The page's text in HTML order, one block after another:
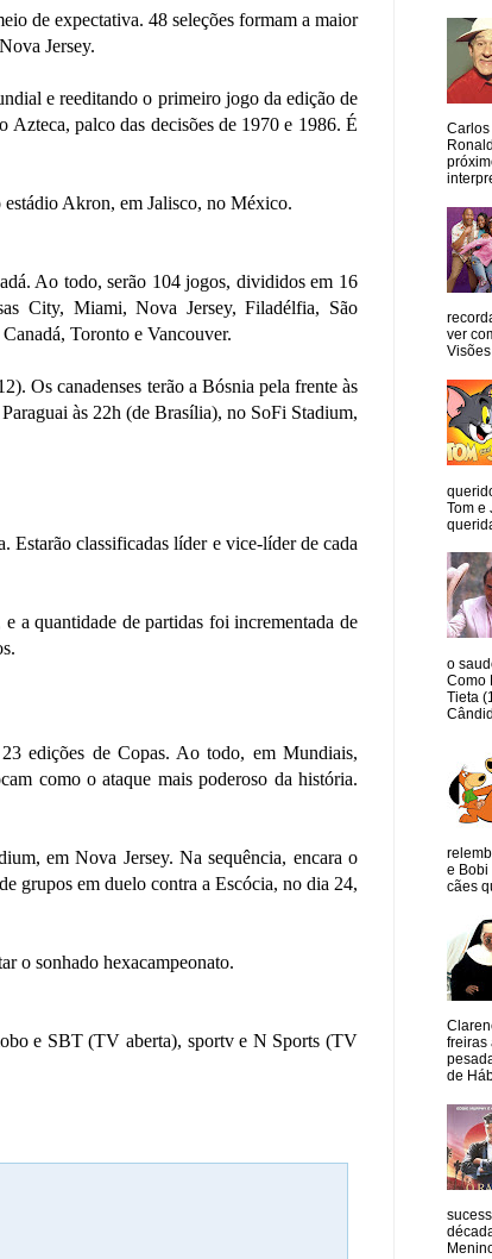
de expectativa. 48 seleções formam a maior
Jersey.
e reeditando o primeiro jogo da edição de
Azteca, palco das decisões de 1970 e 1986. É
estádio Akron, em Jalisco, no México.
Ao todo, serão 104 jogos, divididos em 16
City, Miami, Nova Jersey, Filadélfia, São
Toronto e Vancouver.
Os canadenses terão a Bósnia pela frente às
às 22h (de Brasília), no SoFi Stadium,
Estarão classificadas líder e vice-líder de cada
a quantidade de partidas foi incrementada de
edições de Copas. Ao todo, em Mundiais,
como o ataque mais poderoso da história.
em Nova Jersey. Na sequência, encara o
grupos em duelo contra a Escócia, no dia 24,
o sonhado hexacampeonato.
e SBT (TV aberta), sportv e N Sports (TV
Carlos
ver
Tom e
o
Como
Tieta
e Bobi
cães
freiras
de